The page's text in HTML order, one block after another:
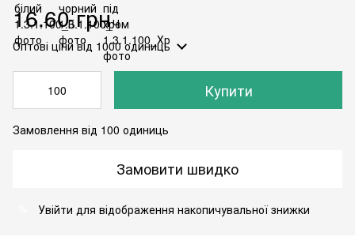
16.60 грн
Оптові ціни від 1000 одиниць
Купити
Замовлення від 100 одиниць
Замовити швидко
Увійти для відображення накопичувальної знижки